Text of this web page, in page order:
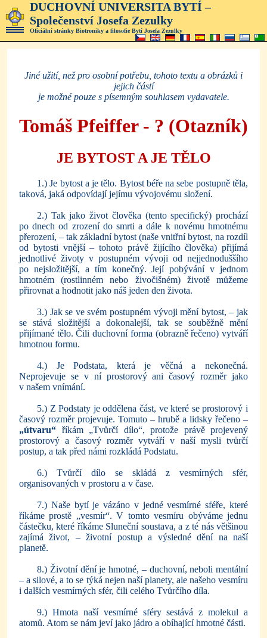
DUCHOVNÍ UNIVERSITA BYTÍ –
Společenství Josefa Zezulky
Oficiální stránky Biotroniky a filosofie Bytí Josefa Zezulky
Jiné užití, než pro osobní potřebu, tohoto textu a obrázků i
jejich částí
je možné pouze s písemným souhlasem vydavatele.
Tomáš Pfeiffer - ? (Otazník)
JE BYTOST A JE TĚLO
1.) Je bytost a je tělo. Bytost béře na sebe postupně těla,
taková, jaká odpovídají jejímu vývojovému složení.
2.) Tak jako život člověka (tento specifický) prochází
po dnech od zrození do smrti a dále k novému hmotnému
přerození, – tak základní bytost (naše vnitřní bytost, na rozdíl
od bytosti vnější – tohoto právě žijícího člověka) přijímá
jednotlivé životy v postupném vývoji od nejjednoduššího
po nejsložitější, a tím konečný. Její pobývání v jednom
hmotném (rostlinném nebo živočišném) životě můžeme
přirovnat a hodnotit jako náš jeden den života.
3.) Jak se ve svém postupném vývoji mění bytost, – jak
se stává složitější a dokonalejší, tak se souběžně mění
přijímané tělo. Čili duchovní forma (obrazně řečeno) vytváří
hmotnou formu.
4.) Je Podstata, která je věčná a nekonečná.
Neprojevuje se v ní prostorový ani časový rozměr jako
v našem vnímání.
5.) Z Podstaty je oddělena část, ve které se prostorový i
časový rozměr projevuje. Tomuto – hrubě a lidsky řečeno –
„útvaru“ říkám „Tvůrčí dílo“, protože právě projevený
prostorový a časový rozměr vytváří v naší mysli tvůrčí
postup, a tak před námi rozkládá Podstatu.
6.) Tvůrčí dílo se skládá z vesmírných sfér,
organisovaných v prostoru a v čase.
7.) Naše bytí je vázáno v jedné vesmírné sféře, které
říkáme prostě „vesmír“. V tomto vesmíru obýváme jednu
částečku, které říkáme Sluneční soustava, a z té nás většinou
zajímá život, – životní postup a výsledné dění na naší
planetě.
8.) Životní dění je hmotné, – duchovní, neboli mentální
– a silové, a to se týká nejen naší planety, ale našeho vesmíru
i dalších vesmírných sfér, čili celého Tvůrčího díla.
9.) Hmota naší vesmírné sféry sestává z molekul a
atomů. Atom se nám jeví jako jádro a obíhající hmotné části.